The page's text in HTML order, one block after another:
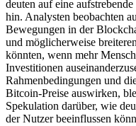
deuten auf eine
hin. Analysten beobachten
Bewegungen in der
und möglicherweise
könnten, wenn mehr
Investitionen
Rahmenbedingungen und
Bitcoin-Preise auswirken,
Spekulation darüber, wie
der Nutzer beeinflussen